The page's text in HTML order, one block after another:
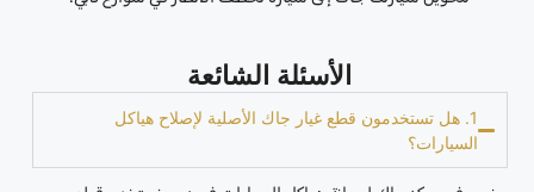
الأسئلة الشائعة
1. هل تستخدمون قطع غيار جاك الأصلية لإصلاح هياكل
السيارات؟